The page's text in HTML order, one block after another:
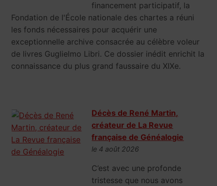
financement participatif, la
Fondation de l'École nationale des chartes a réuni
les fonds nécessaires pour acquérir une
exceptionnelle archive consacrée au célèbre voleur
de livres Guglielmo Libri. Ce dossier inédit enrichit la
connaissance du plus grand faussaire du XIXe.
Décès de René Martin,
créateur de La Revue
française de Généalogie
le 4 août 2026
C’est avec une profonde
tristesse que nous avons